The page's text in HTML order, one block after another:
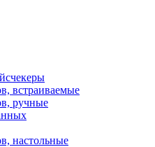
встраиваемые
ручные
настольные